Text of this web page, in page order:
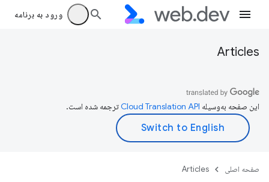
ورود به برنامه
Articles
این صفحه به‌وسیله ترجمه شده است.
صفحه اصلی Articles